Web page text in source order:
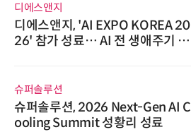
디에스앤지
디에스앤지, 'AI EXPO KOREA 20
26' 참가 성료… AI 전 생애주기 아
슈퍼솔루션
슈퍼솔루션, 2026 Next-Gen AI C
ooling Summit 성황리 성료